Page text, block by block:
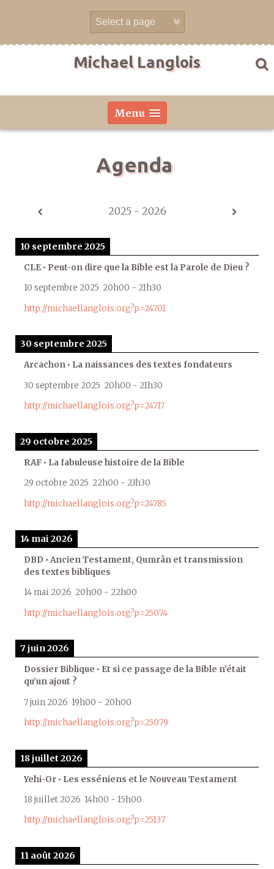
Michael Langlois
Menu
Agenda
2025 - 2026
10 septembre 2025
CLE • Peut-on dire que la Bible est la Parole de Dieu ?
10 septembre 2025 20h00 - 21h30
http://michaellanglois.org?p=24701
30 septembre 2025
Arcachon • La naissances des textes fondateurs
30 septembre 2025 20h00 - 21h30
http://michaellanglois.org?p=24717
29 octobre 2025
RAF • La fabuleuse histoire de la Bible
29 octobre 2025 22h00 - 23h30
http://michaellanglois.org?p=24785
14 mai 2026
DBD • Ancien Testament, Qumrân et transmission
des textes bibliques
14 mai 2026 20h00 - 22h00
http://michaellanglois.org?p=25074
7 juin 2026
Dossier Biblique • Et si ce passage de la Bible n’était
qu’un ajout ?
7 juin 2026 19h00 - 20h00
http://michaellanglois.org?p=25079
18 juillet 2026
Yehi-Or • Les esséniens et le Nouveau Testament
18 juillet 2026 14h00 - 15h00
http://michaellanglois.org?p=25137
11 août 2026